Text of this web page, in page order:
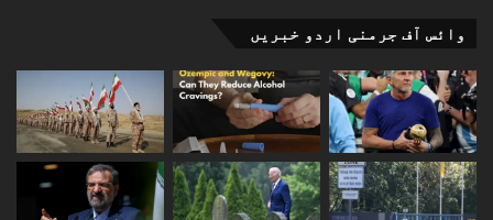
وائس آف جرمنی اردو خبریں